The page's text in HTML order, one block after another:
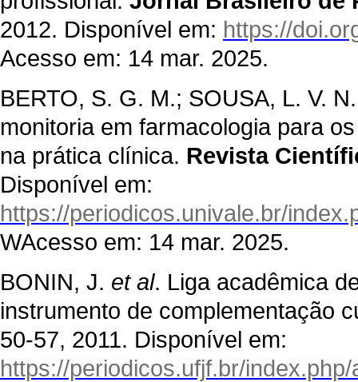
2012. Disponível em: https://
Acesso em: 14 mar. 2025.
BERTO, S. G. M.; SOUSA, L. V.
monitoria em farmacologia para
na prática clínica. Revista
Disponível em:
https://periodicos.univale.br/
WAcesso em: 14 mar. 2025.
BONIN, J. et al. Liga acadêmica
instrumento de complementação
50-57, 2011. Disponível em:
https://periodicos.ufjf.br/